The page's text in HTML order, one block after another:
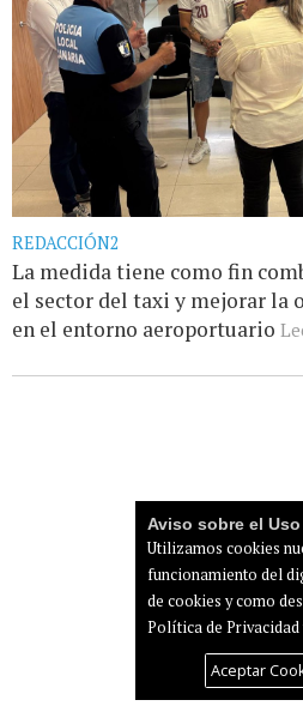
REDACCIÓN2
La medida tiene como fin
el sector del taxi y mejorar la
en el entorno aeroportuario
Aviso sobre el
Utilizamos cookies
funcionamiento del
de cookies y como
Política de Privacidad
Aceptar